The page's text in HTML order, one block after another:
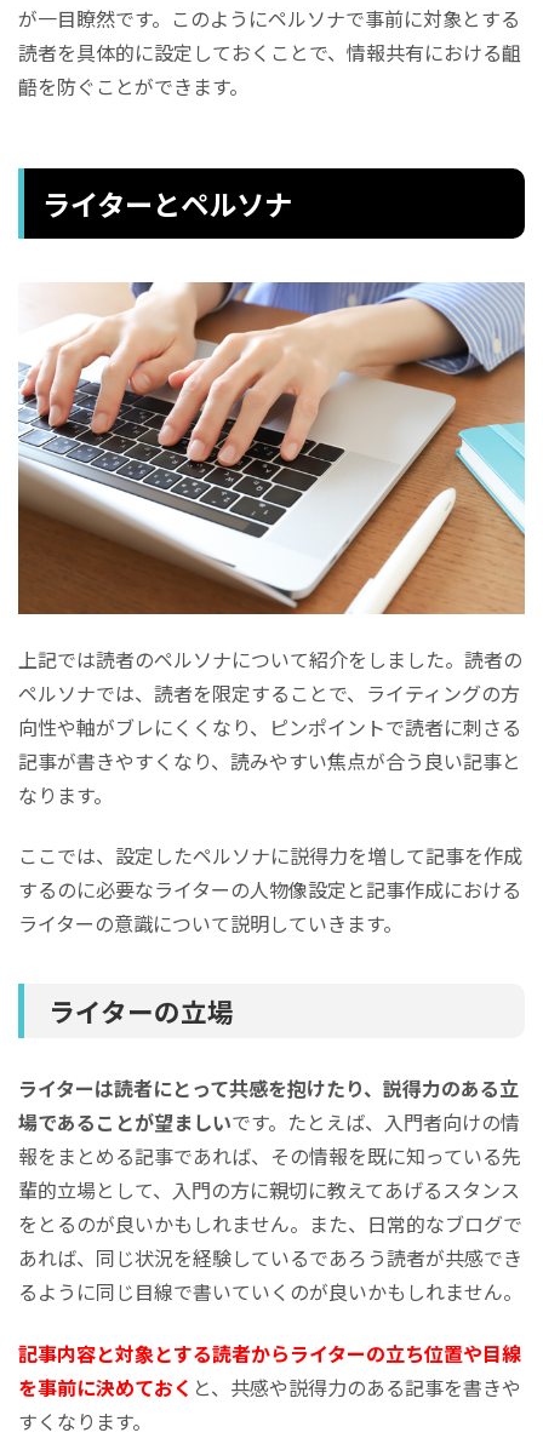
が一目瞭然です。このようにペルソナで事前に対象とする
読者を具体的に設定しておくことで、情報共有における齟
齬を防ぐことができます。
ライターとペルソナ
上記では読者のペルソナについて紹介をしました。読者の
ペルソナでは、読者を限定することで、ライティングの方
向性や軸がブレにくくなり、ピンポイントで読者に刺さる
記事が書きやすくなり、読みやすい焦点が合う良い記事と
なります。
ここでは、設定したペルソナに説得力を増して記事を作成
するのに必要なライターの人物像設定と記事作成における
ライターの意識について説明していきます。
ライターの立場
ライターは読者にとって共感を抱けたり、説得力のある立
場であることが望ましいです。たとえば、入門者向けの情
報をまとめる記事であれば、その情報を既に知っている先
輩的立場として、入門の方に親切に教えてあげるスタンス
をとるのが良いかもしれません。また、日常的なブログで
あれば、同じ状況を経験しているであろう読者が共感でき
るように同じ目線で書いていくのが良いかもしれません。
記事内容と対象とする読者からライターの立ち位置や目線
を事前に決めておく と、共感や説得力のある記事を書きや
すくなります。